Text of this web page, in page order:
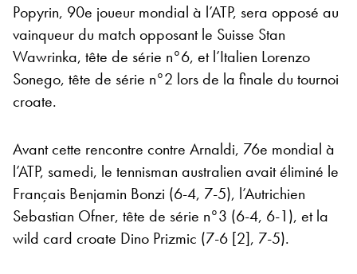
Popyrin, 90e joueur mondial à l’ATP, sera opposé au
vainqueur du match opposant le Suisse Stan
Wawrinka, tête de série n°6, et l’Italien Lorenzo
Sonego, tête de série n°2 lors de la finale du tournoi
croate.
Avant cette rencontre contre Arnaldi, 76e mondial à
l’ATP, samedi, le tennisman australien avait éliminé le
Français Benjamin Bonzi (6-4, 7-5), l’Autrichien
Sebastian Ofner, tête de série n°3 (6-4, 6-1), et la
wild card croate Dino Prizmic (7-6 [2], 7-5).